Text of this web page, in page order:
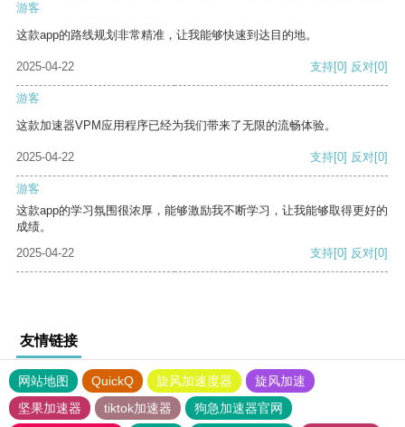
游客
这款app的路线规划非常精准，让我能够快速到达目的地。
2025-04-22 支持[0] 反对[0]
游客
这款加速器VPM应用程序已经为我们带来了无限的流畅体验。
2025-04-22 支持[0] 反对[0]
游客
这款app的学习氛围很浓厚，能够激励我不断学习，让我能够取得更好的
成绩。
2025-04-22
支持[0] 反对[0]
友情链接
网站地图 QuickQ 旋风加速度器
旋风加速
坚果加速器
tiktok加速器
狗急加速器官网